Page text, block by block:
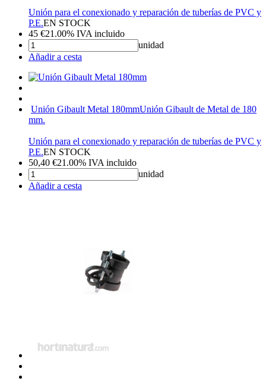
Unión para el conexionado y reparación de tuberías de PVC y
P.E.EN STOCK
45 €21.00% IVA incluido
unidad
Añadir a cesta
Unión Gibault Metal 180mmUnión Gibault de Metal de 180
mm.
Unión para el conexionado y reparación de tuberías de PVC y
P.E.EN STOCK
50,40 €21.00% IVA incluido
unidad
Añadir a cesta